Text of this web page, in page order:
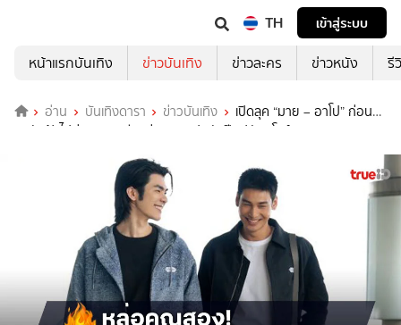
TH
เข้าสู่ระบบ
หน้าแรกบันเทิง
ข่าวบันเทิง ข่าวละคร ข่าวหนัง รี
อ่าน บันเทิงดารา ข่าวบันเทิง
เปิดลุค “มาย – อาโป” ก่อน
บินลัดฟ้าไปฮ่องกง เตรียมร่วมงานเปิดตัวป๊อปอัพสโตร์ Dior Winter